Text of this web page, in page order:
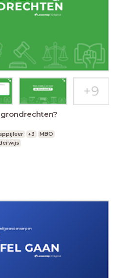
+3
MBO